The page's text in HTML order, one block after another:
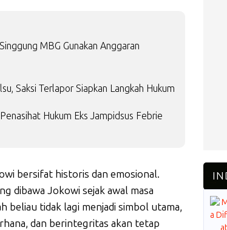
MBG Gunakan Anggaran
Saksi Terlapor Siapkan Langkah Hukum
Hukum Eks Jampidsus Febrie
bersifat historis dan emosional.
dibawa Jokowi sejak awal masa
beliau tidak lagi menjadi simbol utama,
dan berintegritas akan tetap